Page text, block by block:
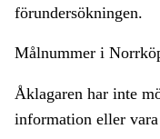
förundersökningen.
Målnummer i
Åklagaren har inte
information eller